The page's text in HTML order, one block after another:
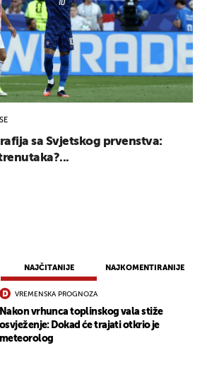
NAJČITANIJE NAJKOMENTIRANIJE
VREMENSKA PROGNOZA
Nakon vrhunca toplinskog vala stiže
osvježenje: Dokad će trajati otkrio je
meteorolog
sa Svjetskog prvenstva:
NOTIFIKACIJE